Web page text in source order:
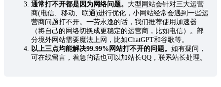
通常打不开都是因为网络问题。 大型网站会针对三大运营
商(电信、移动、联通)进行优化，小网站经常会遇到一些运
营商问题打不开。一劳永逸的话，我们推荐使用加速器
（将自己的网络切换成更稳定的运营商，比如电信）。部
分境外网站需要魔法上网，比如ChatGPT和谷歌等。
以上三点均能解决99.99%网站打不开的问题。 如有疑问，
可在线留言，着急的话也可以加站长QQ，联系站长处理。